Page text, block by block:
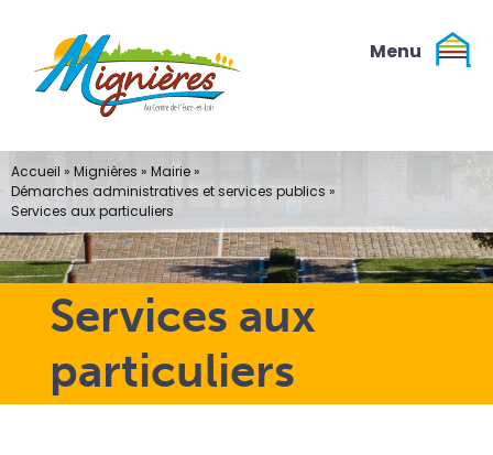
contenu
Services aux
particuliers
Accueil » Mignières » Mairie»
Démarches administratives et services publics »
Services aux particuliers